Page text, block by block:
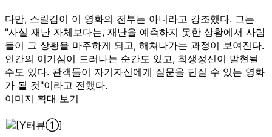
다만, 스릴감이 이 영화의 전부는 아니라고 강조했다. 그는
"사실 재난 자체보다는, 재난을 예측하지 못한 상황에서 사람
들이 그 상황을 마주하게 되고, 해쳐나가는 과정이 보여진다.
인간의 이기심이 드러나는 순간도 있고, 희생정신이 발현될
수도 있다. 관객들이 자기자신에게 질문을 던질 수 있는 영화
가 될 것"이라고 전했다.
이미지 확대 보기